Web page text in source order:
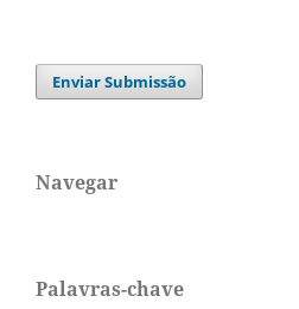
Enviar Submissão
Navegar
Palavras-chave